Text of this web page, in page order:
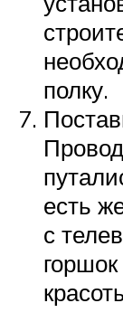
полку.
есть
с